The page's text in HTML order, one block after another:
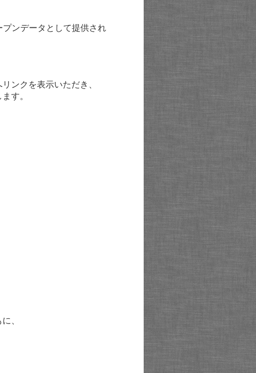
ンデータとして提供され
ンクを表示いただき、
す。
、